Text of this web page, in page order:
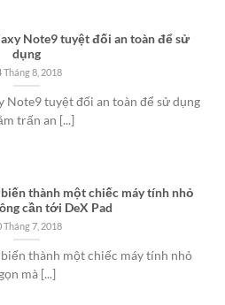
Note9 tuyệt đối an toàn để sử
dụng
Tháng 8, 2018
Note9 tuyệt đối an toàn để sử dụng
trấn an [...]
thành một chiếc máy tính nhỏ
cần tới DeX Pad
Tháng 7, 2018
thành một chiếc máy tính nhỏ
gọn mà [...]